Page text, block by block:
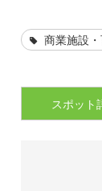
商業施設
スポット